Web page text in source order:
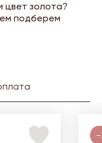
цвет золота?
подберем
-